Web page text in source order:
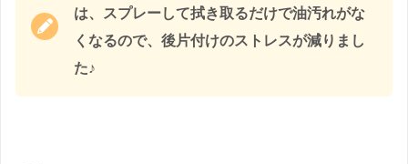
は、スプレーして拭き取るだけで油汚れがな
くなるので、後片付けのストレスが減りまし
た♪